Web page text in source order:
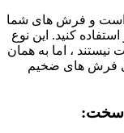
است و فرش های شما
کنید. این نوع
نیستند ، اما به همان
فرش های ضخیم
سخت: